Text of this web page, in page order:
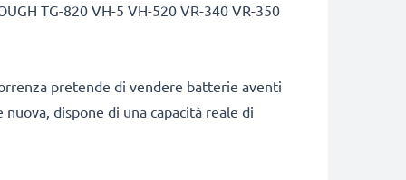
TG-820 VH-5 VH-520 VR-340 VR-350
pretende di vendere batterie aventi
dispone di una capacità reale di